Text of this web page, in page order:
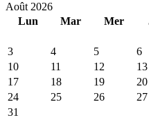
Août 2026
Lun
Mar Mer
3
4 5 6
10
11 12 13
17
18 19 20
24
25 26 27
31